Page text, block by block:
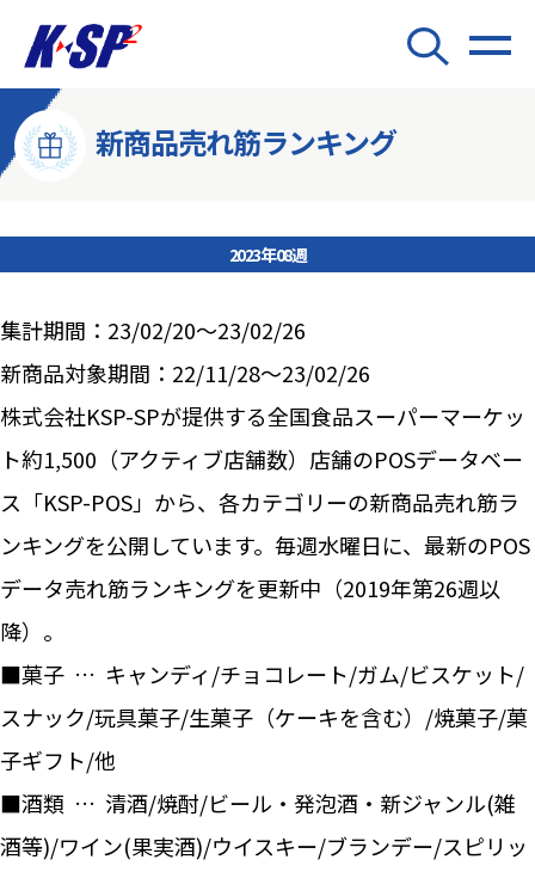
新商品売れ筋ランキング
2023年08週
集計期間：23/02/20～23/02/26
新商品対象期間：22/11/28～23/02/26
株式会社KSP-SPが提供する全国食品スーパーマーケッ
ト約1,500（アクティブ店舗数）店舗のPOSデータベー
ス「KSP-POS」から、各カテゴリーの新商品売れ筋ラ
ンキングを公開しています。毎週水曜日に、最新のPOS
データ売れ筋ランキングを更新中（2019年第26週以
降）。
■菓子 … キャンディ/チョコレート/ガム/ビスケット/
スナック/玩具菓子/生菓子（ケーキを含む）/焼菓子/菓
子ギフト/他
■酒類 … 清酒/焼酎/ビール・発泡酒・新ジャンル(雑
酒等)/ワイン(果実酒)/ウイスキー/ブランデー/スピリッ